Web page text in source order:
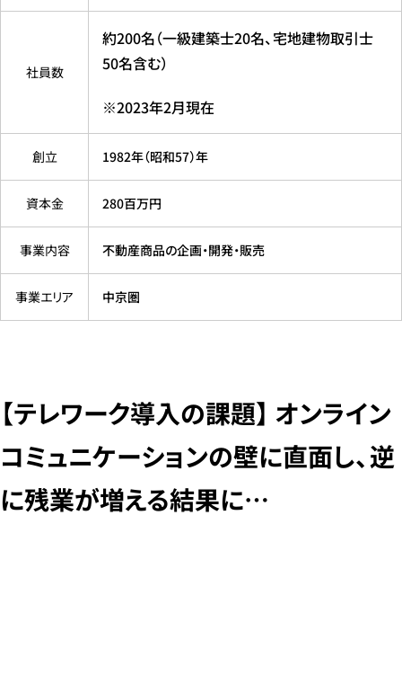
社員数
約200名（一級建築士20名、宅地建物取引士
50名含む）
※2023年2月現在
創立 1982年（昭和57）年
資本金 280百万円
事業内容 不動産商品の企画・開発・販売
事業エリア 中京圏
【テレワーク導入の課題】 オンライン
コミュニケーションの壁に直面し、逆
に残業が増える結果に…